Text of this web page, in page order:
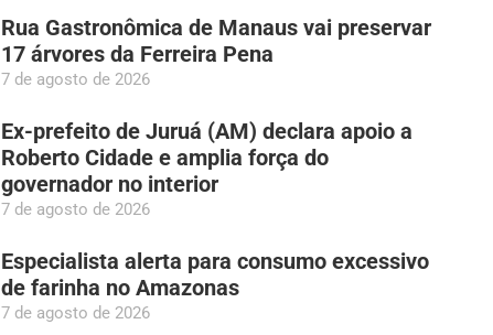
Rua Gastronômica de Manaus vai preservar
17 árvores da Ferreira Pena
7 de agosto de 2026
Ex-prefeito de Juruá (AM) declara apoio a
Roberto Cidade e amplia força do
governador no interior
7 de agosto de 2026
Especialista alerta para consumo excessivo
de farinha no Amazonas
7 de agosto de 2026